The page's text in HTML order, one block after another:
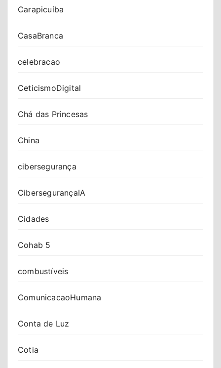
Carapicuíba
CasaBranca
celebracao
CeticismoDigital
Chá das Princesas
China
cibersegurança
CibersegurançaIA
Cidades
Cohab 5
combustíveis
ComunicacaoHumana
Conta de Luz
Cotia